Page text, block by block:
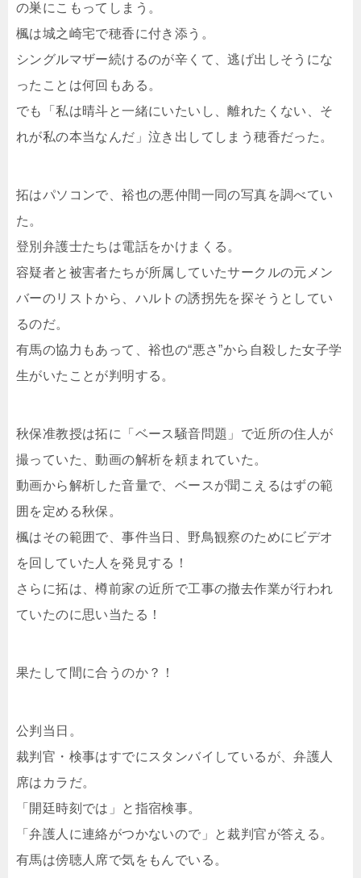
の巣にこもってしまう。
楓は城之崎宅で穂香に付き添う。
シングルマザー続けるのが辛くて、逃げ出しそうにな
ったことは何回もある。
でも「私は晴斗と一緒にいたいし、離れたくない、そ
れが私の本当なんだ」泣き出してしまう穂香だった。
拓はパソコンで、裕也の悪仲間一同の写真を調べてい
た。
登別弁護士たちは電話をかけまくる。
容疑者と被害者たちが所属していたサークルの元メン
バーのリストから、ハルトの誘拐先を探そうとしてい
るのだ。
有馬の協力もあって、裕也の“悪さ”から自殺した女子学
生がいたことが判明する。
秋保准教授は拓に「ベース騒音問題」で近所の住人が
撮っていた、動画の解析を頼まれていた。
動画から解析した音量で、ベースが聞こえるはずの範
囲を定める秋保。
楓はその範囲で、事件当日、野鳥観察のためにビデオ
を回していた人を発見する！
さらに拓は、樽前家の近所で工事の撤去作業が行われ
ていたのに思い当たる！
果たして間に合うのか？！
公判当日。
裁判官・検事はすでにスタンバイしているが、弁護人
席はカラだ。
「開廷時刻では」と指宿検事。
「弁護人に連絡がつかないので」と裁判官が答える。
有馬は傍聴人席で気をもんでいる。